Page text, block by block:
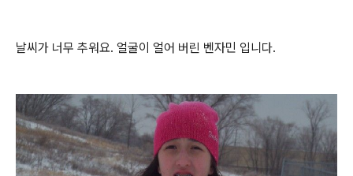
날씨가 너무 추워요. 얼굴이 얼어 버린 벤자민 입니다.